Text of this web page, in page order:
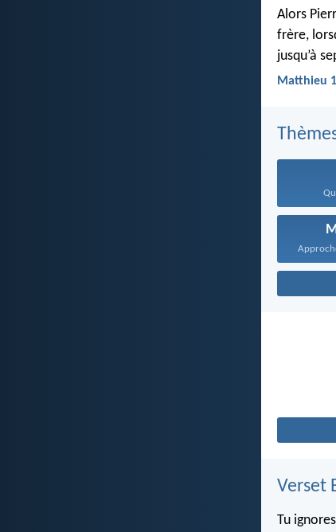
Alors
frère,
jusqu’à
Matthieu
Verset
Tu